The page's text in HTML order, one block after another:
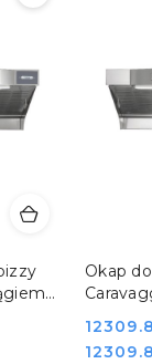
Okap
Cena:
Cena: